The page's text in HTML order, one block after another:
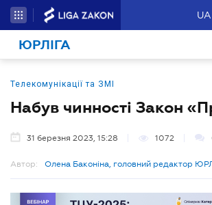
UA
ЮРЛІГА
Телекомунікації та ЗМІ
Набув чинності Закон
31 березня 2023, 15:28 1072
Автор: Олена Баконіна, головний редактор